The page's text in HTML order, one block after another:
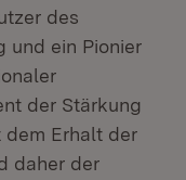
des
und ein Pionier
der Stärkung
dem Erhalt der
daher der